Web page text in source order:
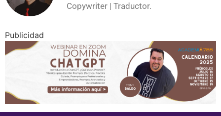
Copywriter | Traductor.
Publicidad